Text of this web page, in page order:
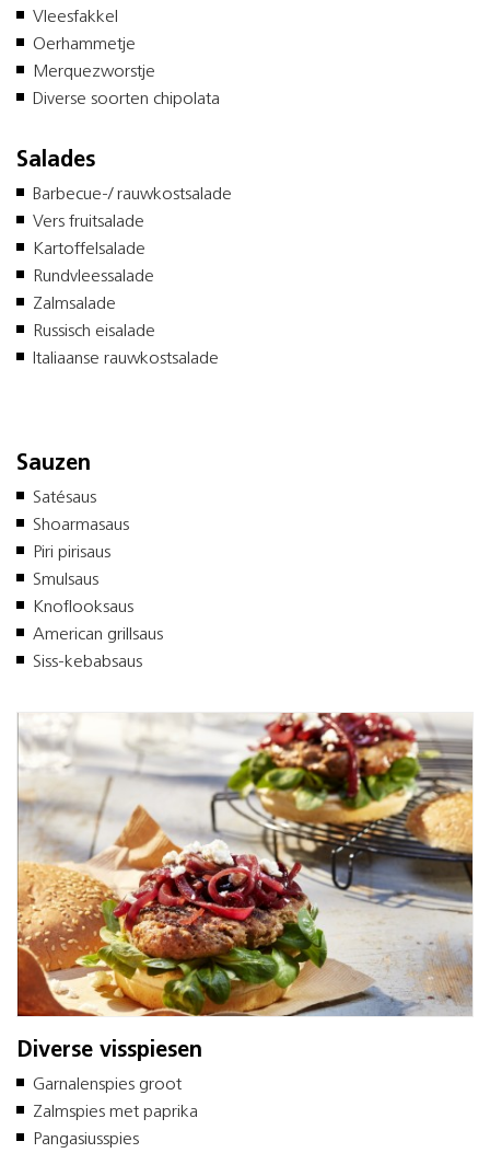
Vleesfakkel
Oerhammetje
Merquezworstje
Diverse soorten chipolata
Salades
Barbecue-/ rauwkostsalade
Vers fruitsalade
Kartoffelsalade
Rundvleessalade
Zalmsalade
Russisch eisalade
Italiaanse rauwkostsalade
Sauzen
Satésaus
Shoarmasaus
Piri pirisaus
Smulsaus
Knoflooksaus
American grillsaus
Siss-kebabsaus
Diverse visspiesen
Garnalenspies groot
Zalmspies met paprika
Pangasiusspies